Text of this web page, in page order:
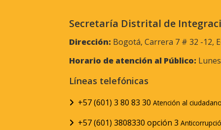
Secretaría Distrital de
Dirección: Bogotá, Carrera 7 # 32 -12,
Horario de atención al Público:
Líneas telefónicas
+57 (601) 3 80 83 30 Atención al
+57 (601) 3808330 opción 3